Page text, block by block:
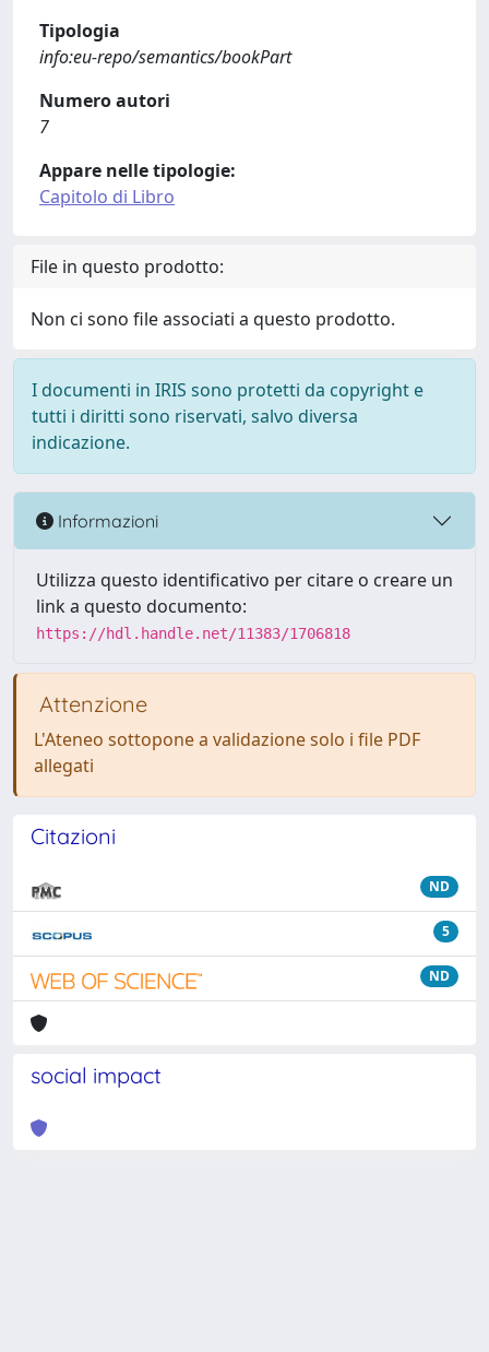
Tipologia
info:eu-repo/semantics/bookPart
Numero autori
7
Appare nelle tipologie:
Capitolo di Libro
File in questo prodotto:
Non ci sono file associati a questo prodotto.
I documenti in IRIS sono protetti da copyright e
tutti i diritti sono riservati, salvo diversa
indicazione.
Informazioni
Utilizza questo identificativo per citare o creare un
link a questo documento:
https://hdl.handle.net/11383/1706818
Attenzione
L'Ateneo sottopone a validazione solo i file PDF
allegati
Citazioni
ND
5
ND
social impact